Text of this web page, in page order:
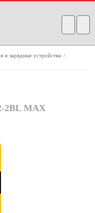
и зарядные устройства /
2BL MAX